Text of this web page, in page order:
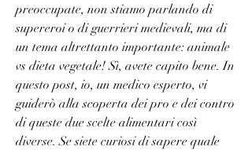
preoccupate, non stiamo parlando di
supereroi o di guerrieri medievali, ma di
un tema altrettanto importante: animale
vs dieta vegetale! Sì, avete capito bene. In
questo post, io, un medico esperto, vi
guiderò alla scoperta dei pro e dei contro
di queste due scelte alimentari così
diverse. Se siete curiosi di sapere quale